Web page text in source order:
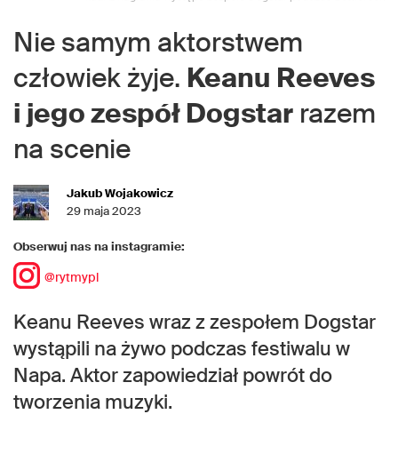
Nie samym aktorstwem
człowiek żyje. Keanu Reeves
i jego zespół Dogstar razem
na scenie
Jakub Wojakowicz
29 maja 2023
Obserwuj nas na instagramie:
@rytmypl
Keanu Reeves wraz z zespołem Dogstar
wystąpili na żywo podczas festiwalu w
Napa. Aktor zapowiedział powrót do
tworzenia muzyki.